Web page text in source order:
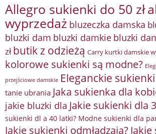
Allegro sukienki do 50 zł
wyprzedaż bluzeczka damska
bluzki dam bluzki damkie bluzki
zł butik z odzieżą Carry kurtki damskie
kolorowe sukienki są modne?
przejściowe damskie Eleganckie sukienki
tanie ubrania Jaka sukienka dla
jakie bluzki dla Jakie sukienki dla
sukienki dl a 40 latki? Modne sukienki dla
Jakie sukienki odmładzają?